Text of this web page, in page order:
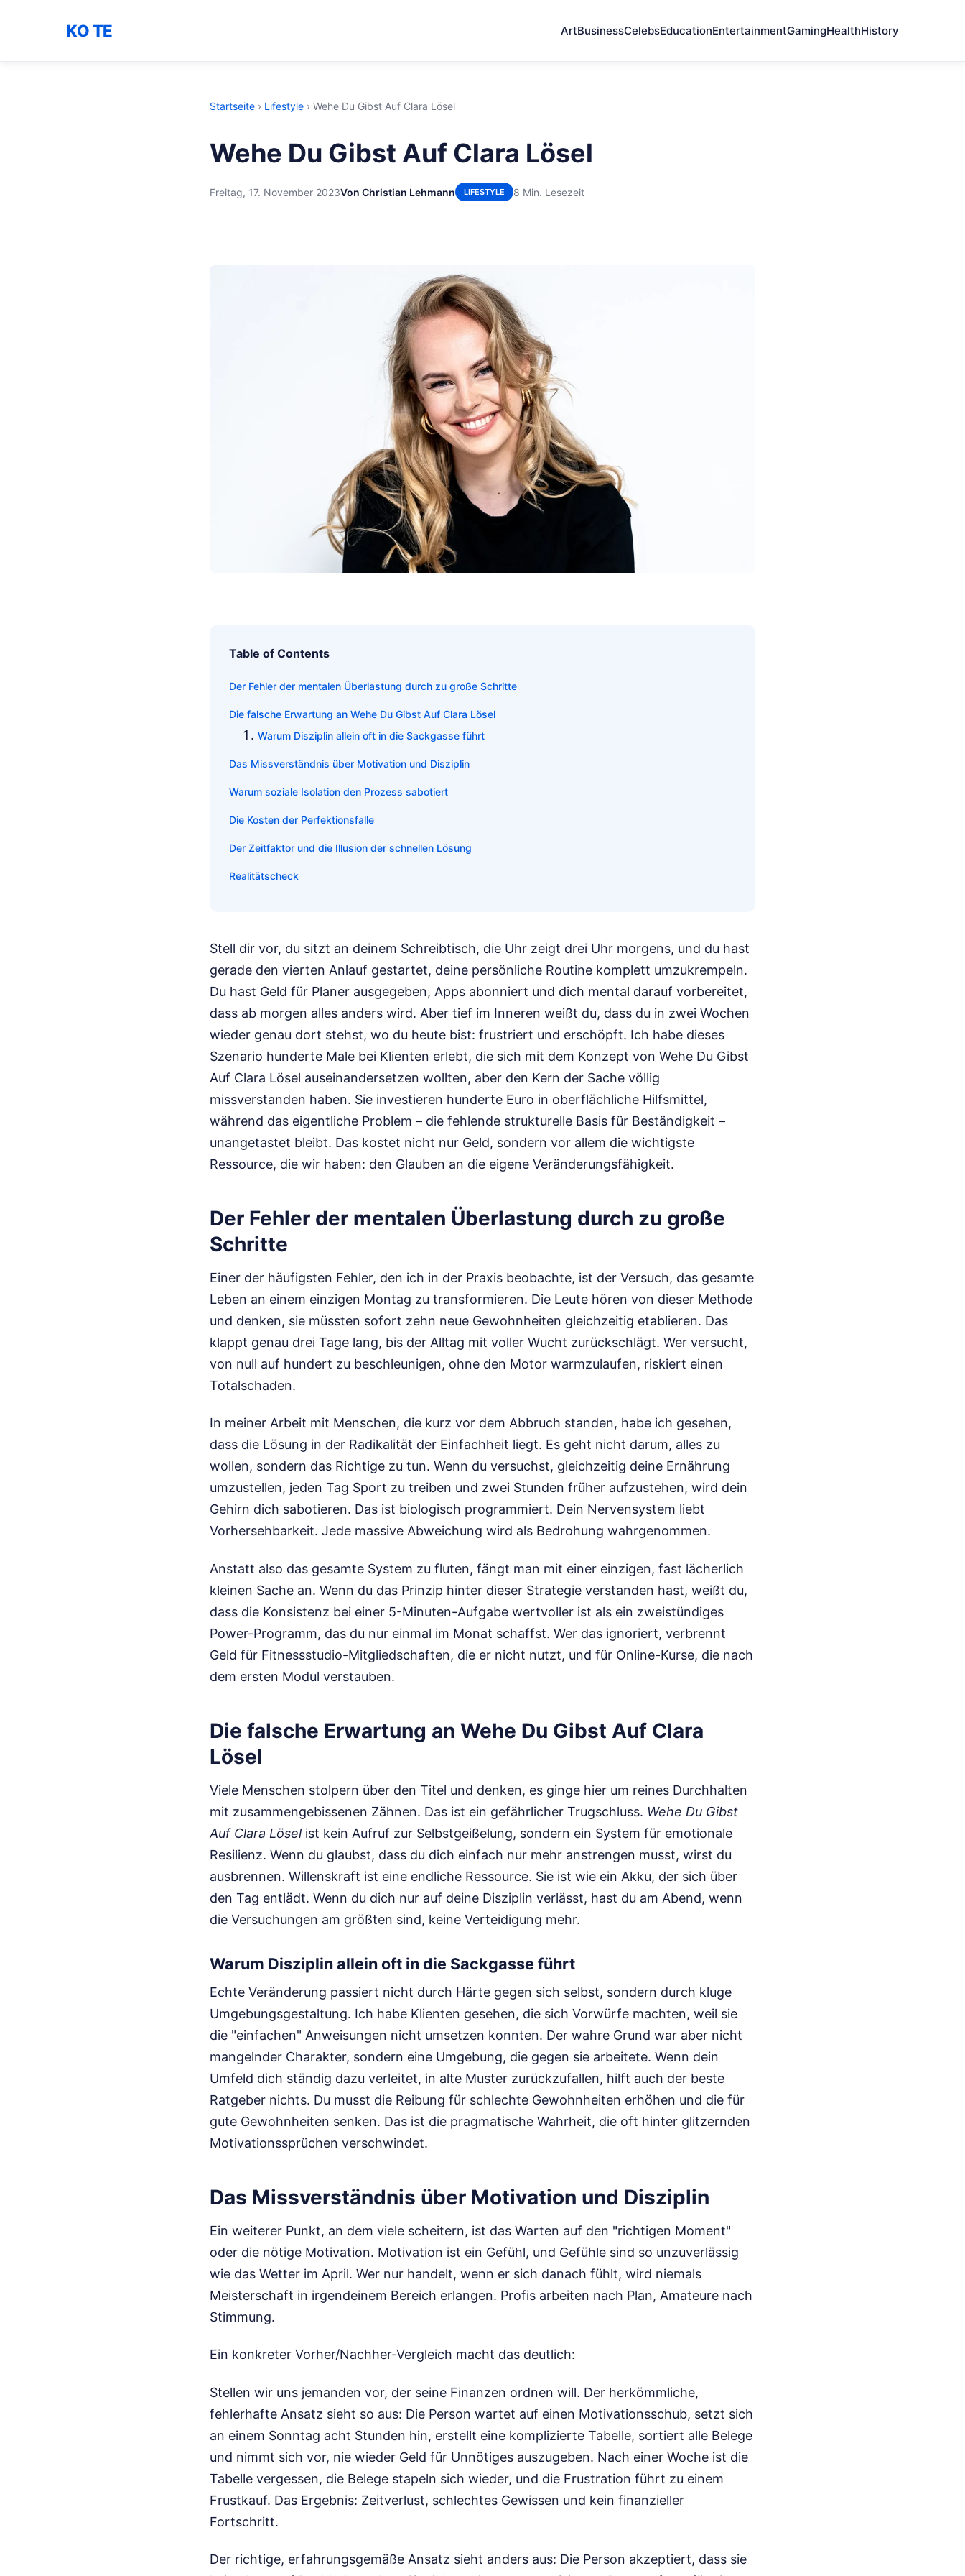
KO TE ArtBusinessCelebsEducationEntertainmentGamingHealthHistory
Startseite › Lifestyle › Wehe Du Gibst Auf Clara Lösel
Wehe Du Gibst Auf Clara Lösel
Freitag, 17. November 2023Von Christian Lehmann LIFESTYLE 8 Min. Lesezeit
Table of Contents
Der Fehler der mentalen Überlastung durch zu große Schritte
Die falsche Erwartung an Wehe Du Gibst Auf Clara Lösel
Warum Disziplin allein oft in die Sackgasse führt
Das Missverständnis über Motivation und Disziplin
Warum soziale Isolation den Prozess sabotiert
Die Kosten der Perfektionsfalle
Der Zeitfaktor und die Illusion der schnellen Lösung
Realitätscheck
Stell dir vor, du sitzt an deinem Schreibtisch, die Uhr zeigt drei Uhr morgens, und du hast
gerade den vierten Anlauf gestartet, deine persönliche Routine komplett umzukrempeln.
Du hast Geld für Planer ausgegeben, Apps abonniert und dich mental darauf vorbereitet,
dass ab morgen alles anders wird. Aber tief im Inneren weißt du, dass du in zwei Wochen
wieder genau dort stehst, wo du heute bist: frustriert und erschöpft. Ich habe dieses
Szenario hunderte Male bei Klienten erlebt, die sich mit dem Konzept von Wehe Du Gibst
Auf Clara Lösel auseinandersetzen wollten, aber den Kern der Sache völlig
missverstanden haben. Sie investieren hunderte Euro in oberflächliche Hilfsmittel,
während das eigentliche Problem – die fehlende strukturelle Basis für Beständigkeit –
unangetastet bleibt. Das kostet nicht nur Geld, sondern vor allem die wichtigste
Ressource, die wir haben: den Glauben an die eigene Veränderungsfähigkeit.
Der Fehler der mentalen Überlastung durch zu große
Schritte
Einer der häufigsten Fehler, den ich in der Praxis beobachte, ist der Versuch, das gesamte
Leben an einem einzigen Montag zu transformieren. Die Leute hören von dieser Methode
und denken, sie müssten sofort zehn neue Gewohnheiten gleichzeitig etablieren. Das
klappt genau drei Tage lang, bis der Alltag mit voller Wucht zurückschlägt. Wer versucht,
von null auf hundert zu beschleunigen, ohne den Motor warmzulaufen, riskiert einen
Totalschaden.
In meiner Arbeit mit Menschen, die kurz vor dem Abbruch standen, habe ich gesehen,
dass die Lösung in der Radikalität der Einfachheit liegt. Es geht nicht darum, alles zu
wollen, sondern das Richtige zu tun. Wenn du versuchst, gleichzeitig deine Ernährung
umzustellen, jeden Tag Sport zu treiben und zwei Stunden früher aufzustehen, wird dein
Gehirn dich sabotieren. Das ist biologisch programmiert. Dein Nervensystem liebt
Vorhersehbarkeit. Jede massive Abweichung wird als Bedrohung wahrgenommen.
Anstatt also das gesamte System zu fluten, fängt man mit einer einzigen, fast lächerlich
kleinen Sache an. Wenn du das Prinzip hinter dieser Strategie verstanden hast, weißt du,
dass die Konsistenz bei einer 5-Minuten-Aufgabe wertvoller ist als ein zweistündiges
Power-Programm, das du nur einmal im Monat schaffst. Wer das ignoriert, verbrennt
Geld für Fitnessstudio-Mitgliedschaften, die er nicht nutzt, und für Online-Kurse, die nach
dem ersten Modul verstauben.
Die falsche Erwartung an Wehe Du Gibst Auf Clara
Lösel
Viele Menschen stolpern über den Titel und denken, es ginge hier um reines Durchhalten
mit zusammengebissenen Zähnen. Das ist ein gefährlicher Trugschluss. Wehe Du Gibst
Auf Clara Löselist kein Aufruf zur Selbstgeißelung, sondern ein System für emotionale
Resilienz. Wenn du glaubst, dass du dich einfach nur mehr anstrengen musst, wirst du
ausbrennen. Willenskraft ist eine endliche Ressource. Sie ist wie ein Akku, der sich über
den Tag entlädt. Wenn du dich nur auf deine Disziplin verlässt, hast du am Abend, wenn
die Versuchungen am größten sind, keine Verteidigung mehr.
Warum Disziplin allein oft in die Sackgasse führt
Echte Veränderung passiert nicht durch Härte gegen sich selbst, sondern durch kluge
Umgebungsgestaltung. Ich habe Klienten gesehen, die sich Vorwürfe machten, weil sie
die "einfachen" Anweisungen nicht umsetzen konnten. Der wahre Grund war aber nicht
mangelnder Charakter, sondern eine Umgebung, die gegen sie arbeitete. Wenn dein
Umfeld dich ständig dazu verleitet, in alte Muster zurückzufallen, hilft auch der beste
Ratgeber nichts. Du musst die Reibung für schlechte Gewohnheiten erhöhen und die für
gute Gewohnheiten senken. Das ist die pragmatische Wahrheit, die oft hinter glitzernden
Motivationssprüchen verschwindet.
Das Missverständnis über Motivation und Disziplin
Ein weiterer Punkt, an dem viele scheitern, ist das Warten auf den "richtigen Moment"
oder die nötige Motivation. Motivation ist ein Gefühl, und Gefühle sind so unzuverlässig
wie das Wetter im April. Wer nur handelt, wenn er sich danach fühlt, wird niemals
Meisterschaft in irgendeinem Bereich erlangen. Profis arbeiten nach Plan, Amateure nach
Stimmung.
Ein konkreter Vorher/Nachher-Vergleich macht das deutlich:
Stellen wir uns jemanden vor, der seine Finanzen ordnen will. Der herkömmliche,
fehlerhafte Ansatz sieht so aus: Die Person wartet auf einen Motivationsschub, setzt sich
an einem Sonntag acht Stunden hin, erstellt eine komplizierte Tabelle, sortiert alle Belege
und nimmt sich vor, nie wieder Geld für Unnötiges auszugeben. Nach einer Woche ist die
Tabelle vergessen, die Belege stapeln sich wieder, und die Frustration führt zu einem
Frustkauf. Das Ergebnis: Zeitverlust, schlechtes Gewissen und kein finanzieller
Fortschritt.
Der richtige, erfahrungsgemäße Ansatz sieht anders aus: Die Person akzeptiert, dass sie